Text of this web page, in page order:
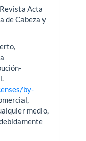
Acta
de Cabeza y
by-
medio,